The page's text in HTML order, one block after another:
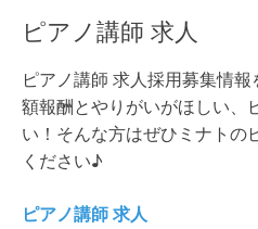
ピアノ講師 求人
ピアノ講師 求人採用募集情
額報酬とやりがいがほしい、
い！そんな方はぜひミナトの
ください♪
ピアノ講師 求人